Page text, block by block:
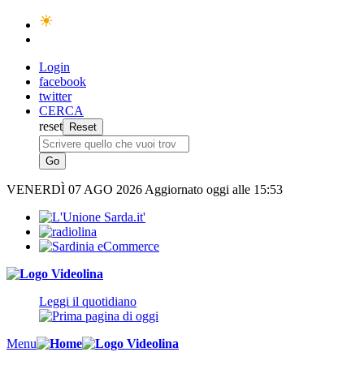
Login
facebook
twitter
CERCA
reset
VENERDÌ 07 AGO 2026 Aggiornato oggi alle 15:53
Leggi il quotidiano
Menu